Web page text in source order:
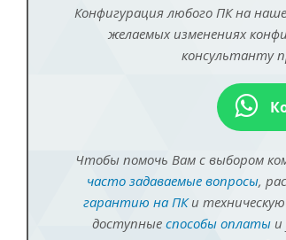
Конфигурация любого ПК на
желаемых изменениях
консультанту
Чтобы помочь Вам с выбором
часто задаваемые вопросы,
гарантию на ПКи техническую
доступные способы оплатыи